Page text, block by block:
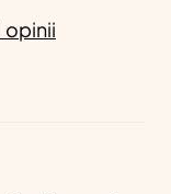
opinii